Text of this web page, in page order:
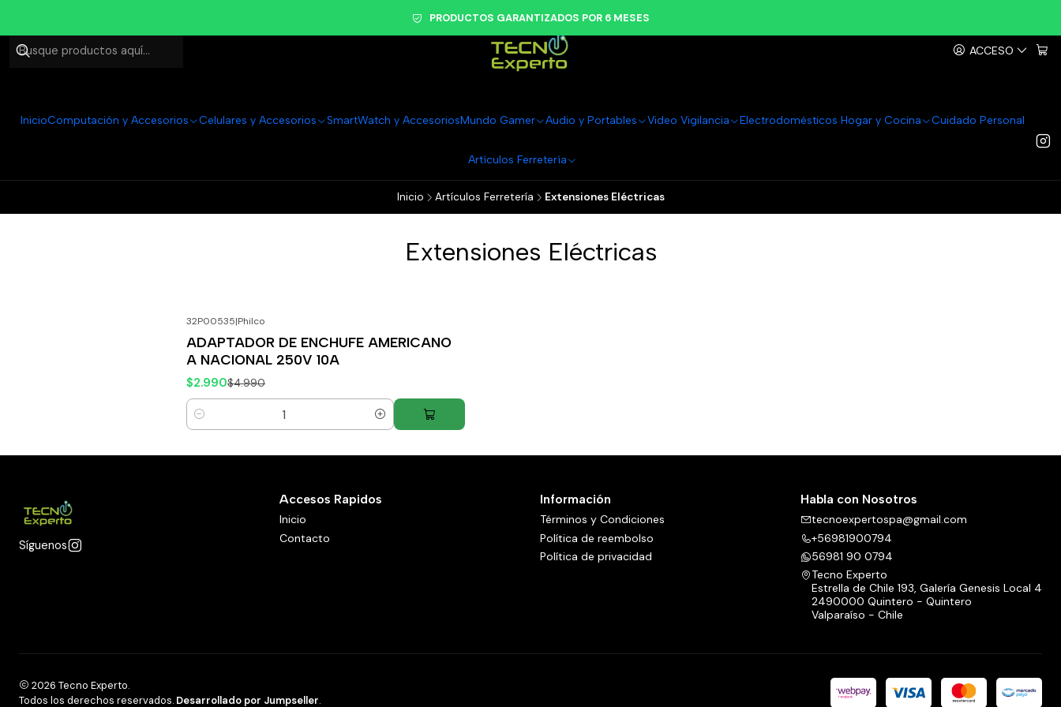
ACCESO
InicioComputación y Accesorios Celulares y Accesorios SmartWatch y AccesoriosMundo Gamer Audio y Portables Video Vigilancia Electrodomésticos Hogar y Cocina Cuidado Personal
Artículos Ferretería
PRODUCTOS GARANTIZADOS POR 6 MESES
Inicio Artículos Ferretería Extensiones Eléctricas
Extensiones Eléctricas
32P00535|Philco
ADAPTADOR DE ENCHUFE AMERICANO
A NACIONAL 250V 10A
$2.990$4.990
Cantidad
Síguenos
Accesos Rapidos
Inicio
Contacto
Información
Términos y Condiciones
Política de reembolso
Política de privacidad
Habla con Nosotros
tecnoexpertospa@gmail.com
+56981900794
56981 90 0794
Tecno Experto
Estrella de Chile 193, Galería Genesis Local 4
2490000 Quintero - Quintero
Valparaíso - Chile
2026 Tecno Experto.
Todos los derechos reservados. Desarrollado por Jumpseller.